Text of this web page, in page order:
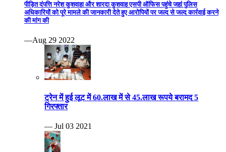
पीड़ित दंपत्ति नरेश कुशवाहा और शारदा कुशवाह एसपी ऑफिस पहुंचे जहां पुलिस
अधिकारियों को पूरे मामले की जानकारी देते हुए आरोपियों पर जल्द से जल्द कार्रवाई करने
की मांग की
—Aug 29 2022
ट्रेन में हुई लूट में 60.लाख में से 45.लाख रूपये बरामद 5
गिरफ्तार
— Jul 03 2021